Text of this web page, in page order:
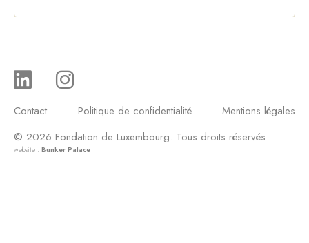
Contact Politique de confidentialité
Mentions légales
© 2026 Fondation de Luxembourg. Tous droits réservés
website : Bunker Palace